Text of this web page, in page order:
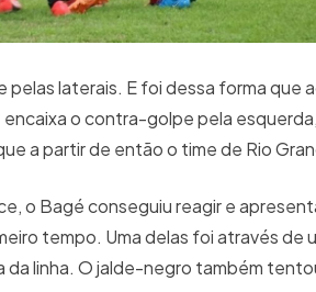
laterais. E foi dessa forma
o contra-golpe pela
a partir de então o time de Rio
o Bagé conseguiu reagir e
tempo. Uma delas foi através de
da linha. O jalde-negro também